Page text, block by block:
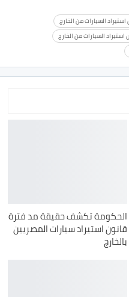
استيراد السيارات من الخارج
استيراد السيارات من الخارج
الحكومة تكشف حقيقة مد فترة
قانون استيراد سيارات المصريين
بالخارج